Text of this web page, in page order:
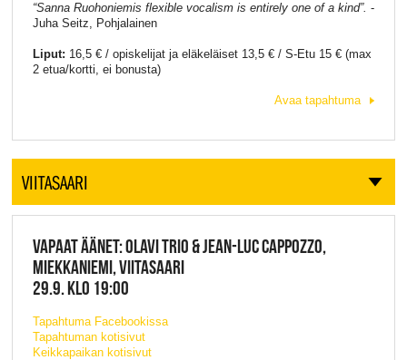
“Sanna Ruohoniemis flexible vocalism is entirely one of a kind”. -
Juha Seitz, Pohjalainen
Liput: 16,5 € / opiskelijat ja eläkeläiset 13,5 € / S-Etu 15 € (max
2 etua/kortti, ei bonusta)
Avaa tapahtuma
VIITASAARI
VAPAAT ÄÄNET: OLAVI TRIO & JEAN-LUC CAPPOZZO,
MIEKKANIEMI, VIITASAARI
29.9. KLO 19:00
Tapahtuma Facebookissa
Tapahtuman kotisivut
Keikkapaikan kotisivut